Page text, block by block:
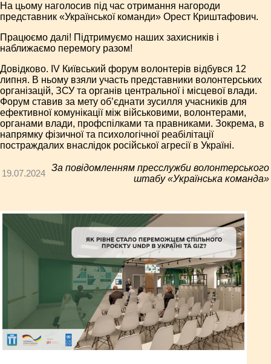
На цьому наголосив під час отримання нагороди
представник «Української команди» Орест Криштафович.
Працюємо далі! Підтримуємо наших захисників і
наближаємо перемогу разом!
Довідково. IV Київський форум волонтерів відбувся 12
липня. В ньому взяли участь представники волонтерських
організацій, ЗСУ та органів центральної і місцевої влади.
Форум ставив за мету об’єднати зусилля учасників для
ефективної комунікації між військовими, волонтерами,
органами влади, профспілками та правниками. Зокрема, в
напрямку фізичної та психологічної реабілітації
постраждалих внаслідок російської агресії в Україні.
19.07.2024
За повідомленням пресслужби волонтерського
штабу «Українська команда»